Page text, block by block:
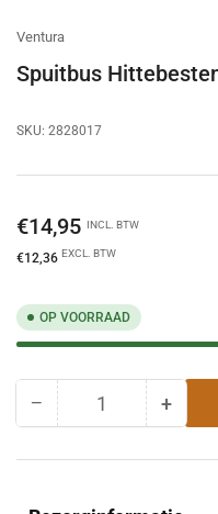
Ventura
Spuitbus
SKU: 2828017
Normale
€14,95 INCL. BTW
€12,36 EXCL. BTW
OP VOORRAAD
− Hoeveelheid
Spuitbus
Zwart
Hoeveelheid +
Zwart